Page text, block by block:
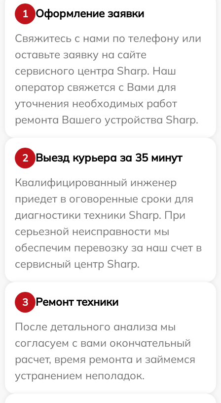
1
Оформление заявки
Свяжитесь с нами по телефону или
оставьте заявку на сайте
сервисного центра Sharp. Наш
оператор свяжется с Вами для
уточнения необходимых работ
ремонта Вашего устройства Sharp.
2
Выезд курьера за 35 минут
Квалифицированный инженер
приедет в оговоренные сроки для
диагностики техники Sharp. При
серьезной неисправности мы
обеспечим перевозку за наш счет в
сервисный центр Sharp.
3
Ремонт техники
После детального анализа мы
согласуем с вами окончательный
расчет, время ремонта и займемся
устранением неполадок.